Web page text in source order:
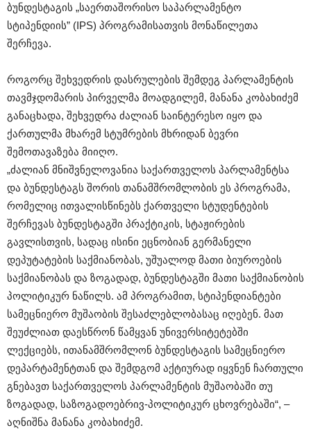
ბუნდესტაგის „საერთაშორისო საპარლამენტო
სტიპენდიის” (IPS) პროგრამისათვის მონაწილეთა
შერჩევა.
როგორც შეხვედრის დასრულების შემდეგ პარლამენტის
თავმჯდომარის პირველმა მოადგილემ, მანანა კობახიძემ
განაცხადა, შეხვედრა ძალიან საინტერესო იყო და
ქართულმა მხარემ სტუმრების მხრიდან ბევრი
შემოთავაზება მიიღო.
„ძალიან მნიშვნელოვანია საქართველოს პარლამენტსა
და ბუნდესტაგს შორის თანამშრომლობის ეს პროგრამა,
რომელიც ითვალისწინებს ქართველი სტუდენტების
შერჩევას ბუნდესტაგში პრაქტიკის, სტაჟირების
გავლისთვის, სადაც ისინი ეცნობიან გერმანელი
დეპუტატების საქმიანობას, უშუალოდ მათი ბიუროების
საქმიანობას და ზოგადად, ბუნდესტაგში მათი საქმიანობის
პოლიტიკურ ნაწილს. ამ პროგრამით, სტიპენდიანტები
სამეცნიერო მუშაობის შესაძლებლობასაც იღებენ. მათ
შეუძლიათ დაესწრონ წამყვან უნივერსიტეტებში
ლექციებს, ითანამშრომლონ ბუნდესტაგის სამეცნიერო
დეპარტამენტთან და შემდგომ აქტიურად იყვნენ ჩართული
გნებავთ საქართველოს პარლამენტის მუშაობაში თუ
ზოგადად, საზოგადოებრივ-პოლიტიკურ ცხოვრებაში“, –
აღნიშნა მანანა კობახიძემ.